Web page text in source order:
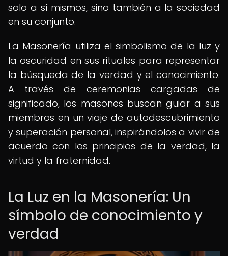
solo a sí mismos, sino también a la sociedad
en su conjunto.
La Masonería utiliza el simbolismo de la luz y
la oscuridad en sus rituales para representar
la búsqueda de la verdad y el conocimiento.
A través de ceremonias cargadas de
significado, los masones buscan guiar a sus
miembros en un viaje de autodescubrimiento
y superación personal, inspirándolos a vivir de
acuerdo con los principios de la verdad, la
virtud y la fraternidad.
La Luz en la Masonería: Un
símbolo de conocimiento y
verdad